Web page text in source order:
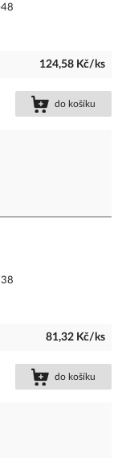
124,58 Kč/ks
do košíku
81,32 Kč/ks
do košíku